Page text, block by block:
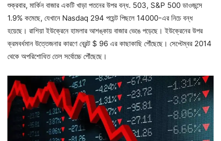
শুক্রবার, মার্কিন বাজার একটি খাড়া পতনের উপর বন্ধ. 503, S&P 500 ডাওজন্সে
1.9% কমেছে, যেখানে Nasdaq 294 পয়েন্ট পিছলে 14000-এর নিচে বন্ধ
হয়েছে। রাশিয়া ইউক্রেনে হামলার আশঙ্কায় বাজার ভেঙে পড়েছে। ইউক্রেনের উপর
ক্রমবর্ধমান উত্তেজনার কারণে ব্রেন্ট $ 96 এর কাছাকাছি পৌঁছেছে। সেপ্টেম্বর 2014
থেকে অপরিশোধিত তেল সর্বোচ্চে পৌঁছেছে।